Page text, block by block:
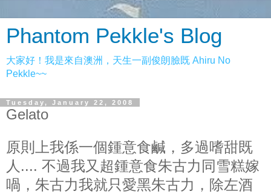
Phantom Pekkle's Blog
大家好！我是來自澳洲，天生一副俊朗臉既 Ahiru No
Pekkle~~
Tuesday, January 22, 2008
Gelato
原則上我係一個鍾意食鹹，多過嗜甜既
人.... 不過我又超鍾意食朱古力同雪糕嫁
喎，朱古力我就只愛黑朱古力，除左酒